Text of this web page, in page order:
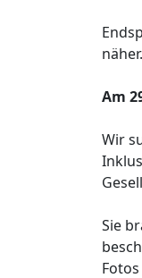
Am
Wir
Sie